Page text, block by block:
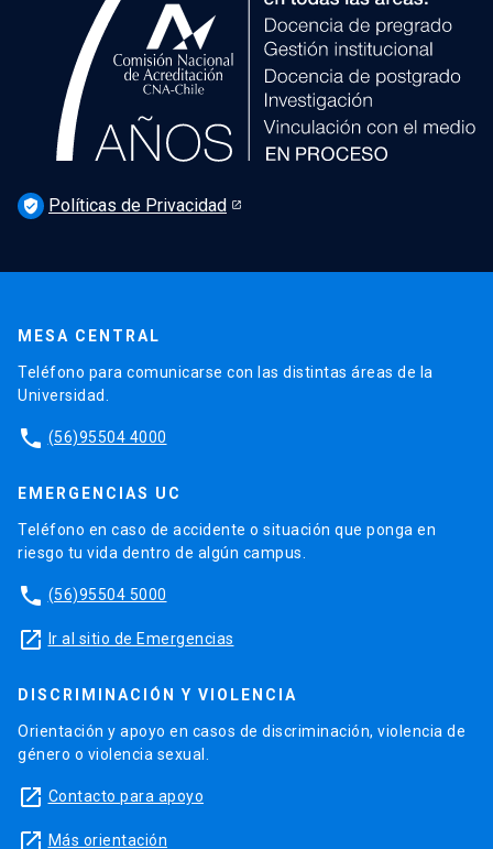
verified_user Políticas de Privacidad
MESA CENTRAL
Teléfono para comunicarse con las distintas áreas de la
Universidad.
phone (56)95504 4000
EMERGENCIAS UC
Teléfono en caso de accidente o situación que ponga en
riesgo tu vida dentro de algún campus.
phone (56)95504 5000
launch Ir al sitio de Emergencias
DISCRIMINACIÓN Y VIOLENCIA
Orientación y apoyo en casos de discriminación, violencia de
género o violencia sexual.
launch Contacto para apoyo
launch Más orientación